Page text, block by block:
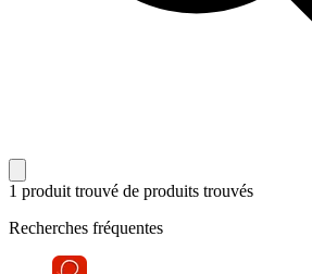
1 produit trouvé de produits trouvés
Recherches fréquentes